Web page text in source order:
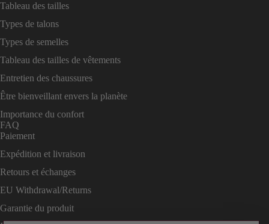
Tableau des tailles
Types de talons
Types de semelles
Tableau des tailles de vêtements
Entretien des chaussures
Être bienveillant envers la planète
Importance du confort
FAQ
Paiement
Expédition et livraison
Retours et échanges
EU Withdrawal/Returns
Garantie du produit